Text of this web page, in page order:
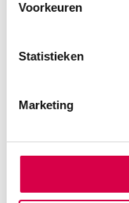
Voorkeuren
Statistieken
Marketing